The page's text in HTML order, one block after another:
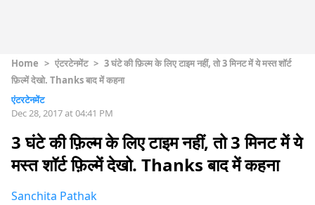
Home > एंटरटेनमेंट > 3 घंटे की फ़िल्म के लिए टाइम नहीं, तो 3 मिनट में ये मस्त शॉर्ट
फ़िल्में देखो. Thanks बाद में कहना
एंटरटेनमेंट
Dec 28, 2017 at 04:41 PM
3 घंटे की फ़िल्म के लिए टाइम नहीं, तो 3 मिनट में ये
मस्त शॉर्ट फ़िल्में देखो. Thanks बाद में कहना
Sanchita Pathak